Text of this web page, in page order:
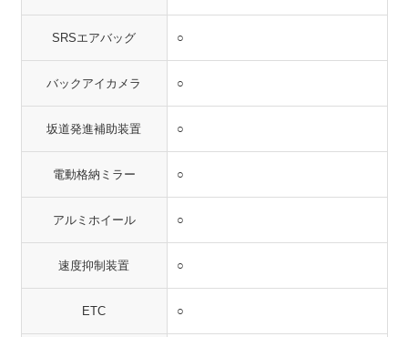
SRSエアバッグ ○
バックアイカメラ ○
坂道発進補助装置 ○
電動格納ミラー ○
アルミホイール ○
速度抑制装置 ○
ETC ○